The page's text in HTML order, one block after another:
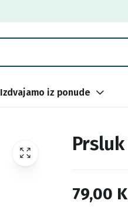
Izdvajamo iz ponude
Prsluk
79,00